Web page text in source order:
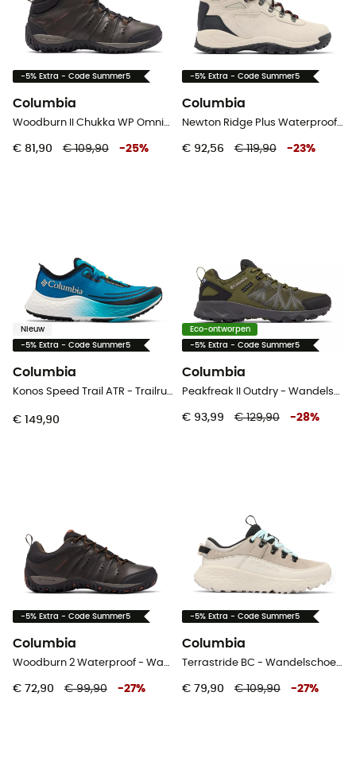
-5% Extra - Code Summer5
Columbia
Woodburn II Chukka WP Omni-Heat - Wandelschoenen - Heren
€ 81,90 € 109,90 -25%
-5% Extra - Code Summer5
Columbia
Newton Ridge Plus Waterproof Amped - Wandelschoenen - Dames
€ 92,56 € 119,90 -23%
Nieuw
-5% Extra - Code Summer5
Columbia
Konos Speed Trail ATR - Trailrunningschoenen - Dames
€ 149,90
Eco-ontworpen
-5% Extra - Code Summer5
Columbia
Peakfreak II Outdry - Wandelschoenen - Heren
€ 93,99 € 129,90 -28%
-5% Extra - Code Summer5
Columbia
Woodburn 2 Waterproof - Wandelschoenen Heren
€ 72,90 € 99,90 -27%
-5% Extra - Code Summer5
Columbia
Terrastride BC - Wandelschoenen - Dames
€ 79,90 € 109,90 -27%